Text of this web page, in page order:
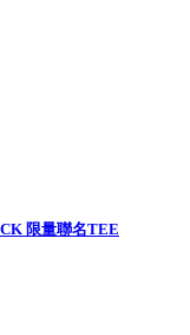
限量聯名TEE